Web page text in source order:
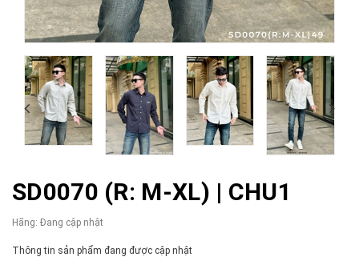
SD0070 (R: M-XL) | CHU1
Hãng: Đang cập nhật
Thông tin sản phẩm đang được cập nhật